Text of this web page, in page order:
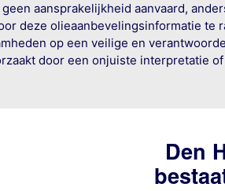
aansprakelijkheid aanvaard,
deze olieaanbevelingsinformatie
op een veilige en
door een onjuiste interpretatie
Den